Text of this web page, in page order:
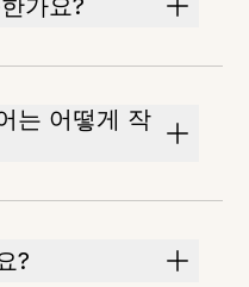
가요?
는 어떻게 작
?